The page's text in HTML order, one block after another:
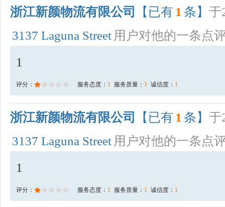
浙江新颜物流有限公司 【已有 1 条】 于
3137 Laguna Street 用户对他的一条点
1
评分： 服务态度： 1 服务质量： 1 诚信度： 1
浙江新颜物流有限公司 【已有 1 条】 于
3137 Laguna Street 用户对他的一条点
1
评分： 服务态度： 1 服务质量： 1 诚信度： 1